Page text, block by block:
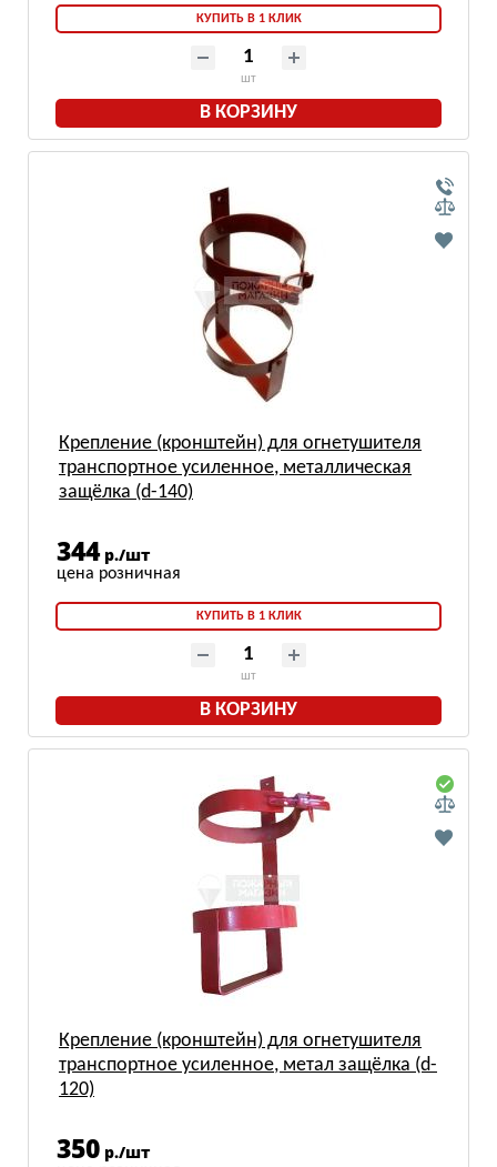
КУПИТЬ В 1 КЛИК
шт
В КОРЗИНУ
Крепление (кронштейн) для огнетушителя
транспортное усиленное, металлическая
защёлка (d-140)
344 р./шт
КУПИТЬ В 1 КЛИК
шт
В КОРЗИНУ
Крепление (кронштейн) для огнетушителя
транспортное усиленное, метал защёлка (d-
120)
350 р./шт